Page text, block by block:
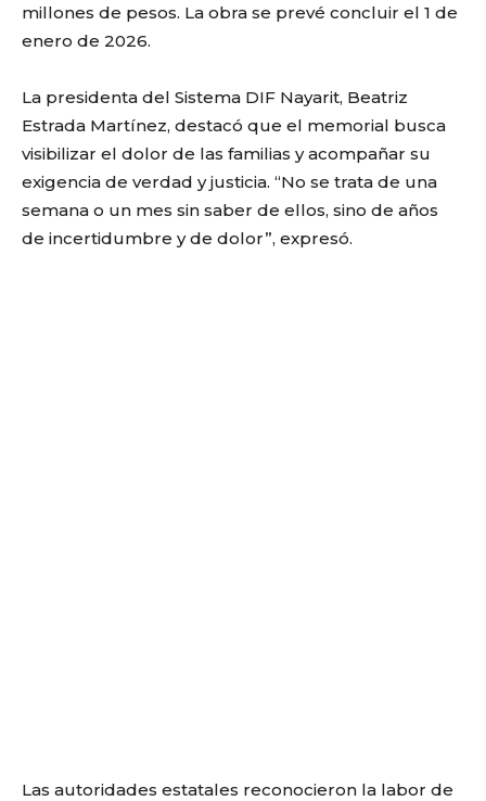
millones de pesos. La obra se prevé concluir el 1 de
enero de 2026.
La presidenta del Sistema DIF Nayarit, Beatriz
Estrada Martínez, destacó que el memorial busca
visibilizar el dolor de las familias y acompañar su
exigencia de verdad y justicia. “No se trata de una
semana o un mes sin saber de ellos, sino de años
de incertidumbre y de dolor”, expresó.
Las autoridades estatales reconocieron la labor de